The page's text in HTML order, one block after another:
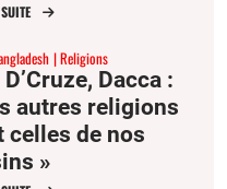
Religions
Dacca :
autres religions
celles de nos
»